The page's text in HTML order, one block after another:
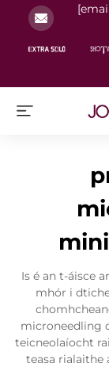
Is é an t-áisce
mhór i
microneedling
teicneolaíocht
teasa rialaithe